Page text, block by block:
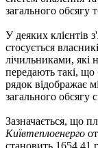
загального обсягу
У деяких клієнтів
стосується
лічильниками, які
передають такі,
рядок відображає
загального обсягу
Зазначається, що
Київтеплоенерго
становить 1654,41